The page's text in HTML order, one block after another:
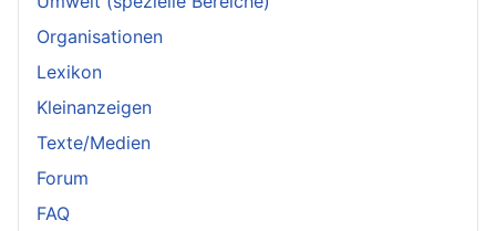
Organisationen
Lexikon
Kleinanzeigen
Texte/Medien
Forum
FAQ